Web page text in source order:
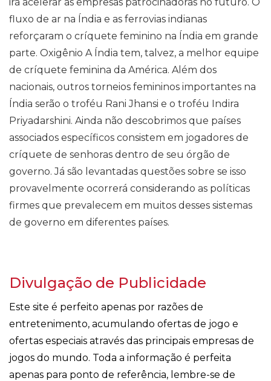
fluxo de ar na Índia e as ferrovias indianas
reforçaram o críquete feminino na Índia em grande
parte. Oxigênio A Índia tem, talvez, a melhor equipe
de críquete feminina da América. Além dos
nacionais, outros torneios femininos importantes na
Índia serão o troféu Rani Jhansi e o troféu Indira
Priyadarshini. Ainda não descobrimos que países
associados específicos consistem em jogadores de
críquete de senhoras dentro de seu órgão de
governo. Já são levantadas questões sobre se isso
provavelmente ocorrerá considerando as políticas
firmes que prevalecem em muitos desses sistemas
de governo em diferentes países.
Divulgação de Publicidade
Este site é perfeito apenas por razões de
entretenimento, acumulando ofertas de jogo e
ofertas especiais através das principais empresas de
jogos do mundo. Toda a informação é perfeita
apenas para ponto de referência, lembre-se de